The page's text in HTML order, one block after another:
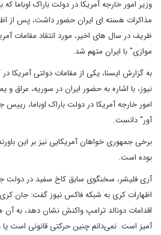
وزیر امور خارجه آمریکا در دولت باراک اوباما
مذاکرات هسته ای ایران حضور داشت، پس از
ظریف در سال های اخیر، مورد انتقاد مقامات
موازی" با ایران متهم شد.
به گزارش ایسنا، یکی از مقامات دولتی آمریکا
نیوز، با اشاره به حضور ایران در سوریه، عراق و
امور خارجه آمریکا در دولت باراک اوباما،
آور" دانست.
برخی جمهوری خواهان آمریکایی نیز بر این
بوده است.
آری فلیشر، سخنگوی سابق کاخ سفید در دولت
اظهارات کری به شبکه فاکس نیوز گفت: جان کری
اقدامات دونالد ترامپ واکنش نشان دهد، به
آمیز است. نمی‌دانم چنین حرکتی قانونی است یا